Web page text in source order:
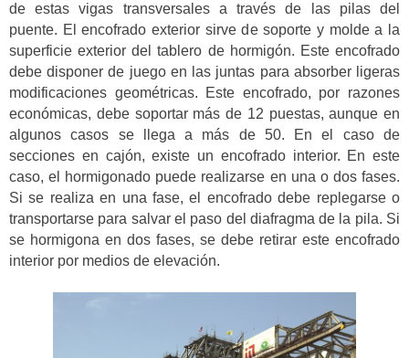
de estas vigas transversales a través de las pilas del
puente. El encofrado exterior sirve de soporte y molde a la
superficie exterior del tablero de hormigón. Este encofrado
debe disponer de juego en las juntas para absorber ligeras
modificaciones geométricas. Este encofrado, por razones
económicas, debe soportar más de 12 puestas, aunque en
algunos casos se llega a más de 50. En el caso de
secciones en cajón, existe un encofrado interior. En este
caso, el hormigonado puede realizarse en una o dos fases.
Si se realiza en una fase, el encofrado debe replegarse o
transportarse para salvar el paso del diafragma de la pila. Si
se hormigona en dos fases, se debe retirar este encofrado
interior por medios de elevación.